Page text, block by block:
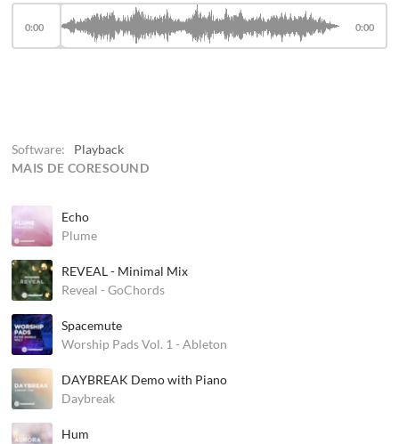
Software:
Playback
MAIS DE CORESOUND
Echo
Plume
REVEAL - Minimal Mix
Reveal - GoChords
Spacemute
Worship Pads Vol. 1 - Ableton
DAYBREAK Demo with Piano
Daybreak
Hum
0:00 0:00